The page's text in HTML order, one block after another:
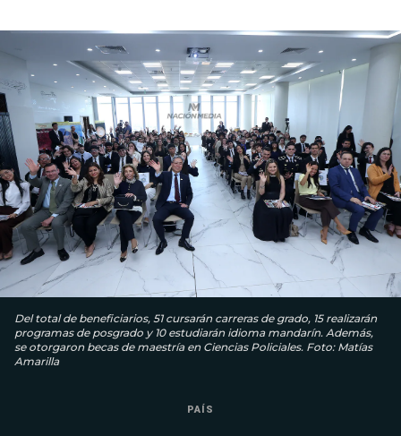
Del total de beneficiarios, 51 cursarán carreras de grado, 15 realizarán
programas de posgrado y 10 estudiarán idioma mandarín. Además,
se otorgaron becas de maestría en Ciencias Policiales. Foto: Matías
Amarilla
PAÍS